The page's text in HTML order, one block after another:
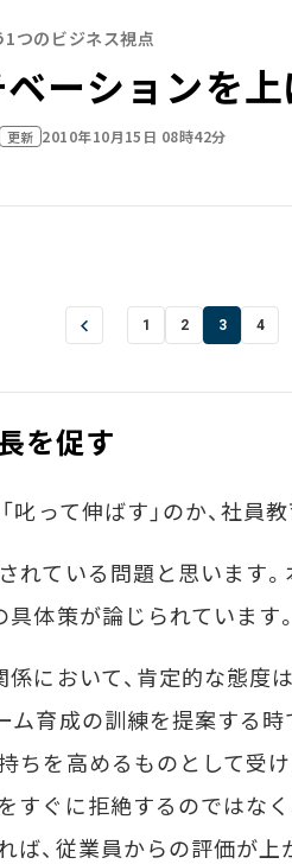
1つのビジネス視点
ーションを
更新 2010年10月15日 08時42分
1 2 3 4
を促す
叱って伸ばす」のか、社員
れている問題と思います
具体策が論じられています
において、肯定的な態度
ム育成の訓練を提案する時
ちを高めるものとして受
すぐに拒絶するのではな
ば、従業員からの評価が